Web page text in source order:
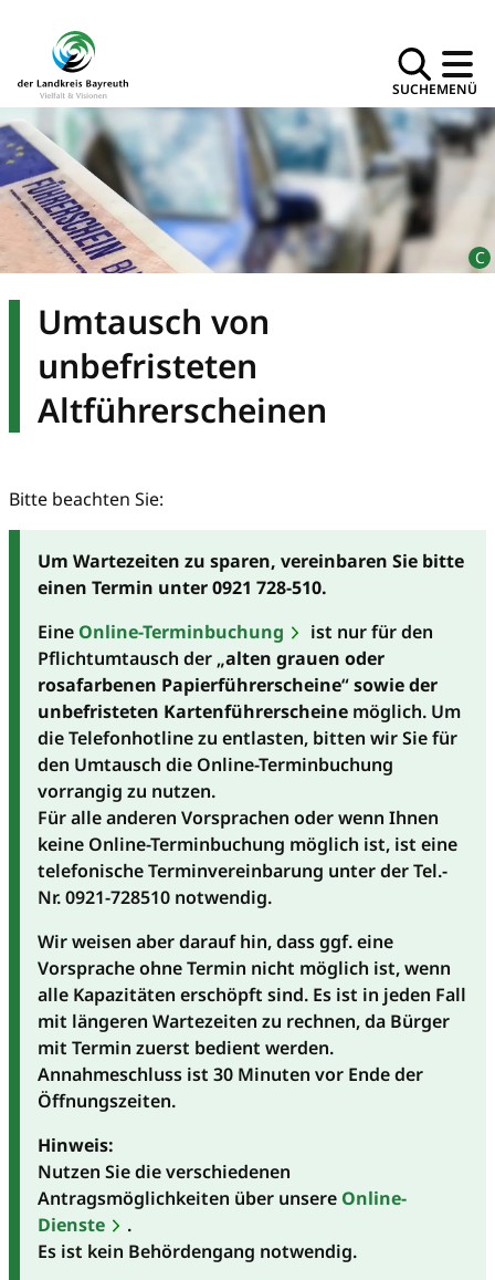
SUCHEMENÜ
Umtausch von
unbefristeten
Altführerscheinen
Bitte beachten Sie:
Um Wartezeiten zu sparen, vereinbaren Sie bitte
einen Termin unter 0921 728-510.
Eine Online-Terminbuchung
ist nur für den
Pflichtumtausch der „alten grauen oder
rosafarbenen Papierführerscheine“sowie der
unbefristeten Kartenführerscheine möglich. Um
die Telefonhotline zu entlasten, bitten wir Sie für
den Umtausch die Online-Terminbuchung
vorrangig zu nutzen.
Für alle anderen Vorsprachen oder wenn Ihnen
keine Online-Terminbuchung möglich ist, ist eine
telefonische Terminvereinbarung unter der Tel.-
Nr. 0921-728510 notwendig.
Wir weisen aber darauf hin, dass ggf. eine
Vorsprache ohne Termin nicht möglich ist, wenn
alle Kapazitäten erschöpft sind. Es ist in jeden Fall
mit längeren Wartezeiten zu rechnen, da Bürger
mit Termin zuerst bedient werden.
Annahmeschluss ist 30 Minuten vor Ende der
Öffnungszeiten.
Hinweis:
Nutzen Sie die verschiedenen
Antragsmöglichkeiten über unsere Online-
Dienste
.
Es ist kein Behördengang notwendig.